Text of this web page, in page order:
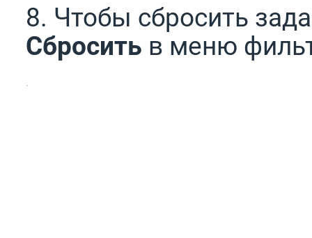
8. Чтобы сбросить
Сбросить в меню